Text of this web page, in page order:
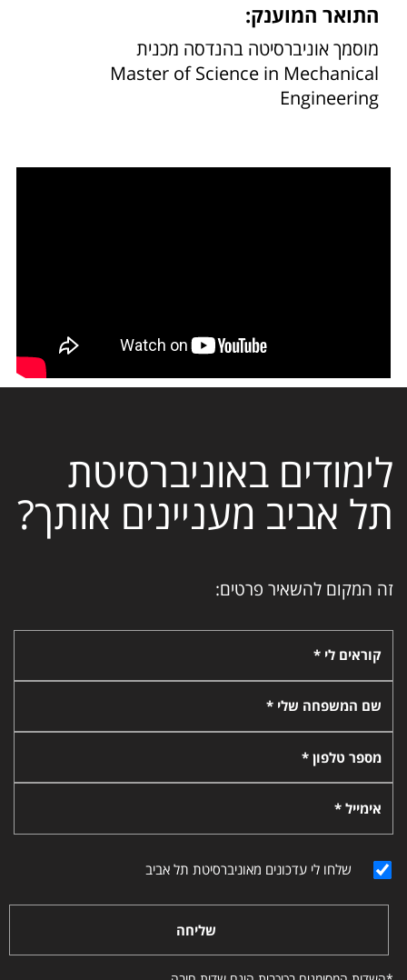
התואר המוענק:
מוסמך אוניברסיטה בהנדסה מכנית
Master of Science in Mechanical
Engineering
לימודים באוניברסיטת
תל אביב מעניינים אותך?
זה המקום להשאיר פרטים:
קוראים לי *
שם המשפחה שלי *
מספר טלפון *
אימייל *
שלחו לי עדכונים מאוניברסיטת תל אביב
שליחה